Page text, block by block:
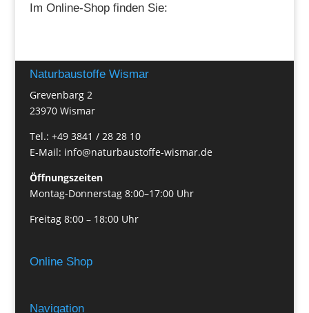
Im Online-Shop finden Sie:
Naturbaustoffe Wismar
Grevenbarg 2
23970 Wismar
Tel.: +49 3841 / 28 28 10
E-Mail: info@naturbaustoffe-wismar.de
Öffnungszeiten
Montag-Donnerstag 8:00–17:00 Uhr
Freitag 8:00 – 18:00 Uhr
Online Shop
Navigation